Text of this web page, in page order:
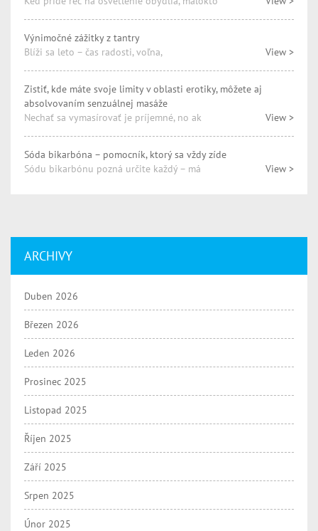
Výnimočné zážitky z tantry
Blíži sa leto – čas radosti, voľna,
View >
Zistiť, kde máte svoje limity v oblasti erotiky, môžete aj
absolvovaním senzuálnej masáže
Nechať sa vymasírovať je príjemné, no ak
View >
Sóda bikarbóna – pomocník, ktorý sa vždy zíde
Sódu bikarbónu pozná určite každý – má
View >
ARCHIVY
Duben 2026
Březen 2026
Leden 2026
Prosinec 2025
Listopad 2025
Říjen 2025
Září 2025
Srpen 2025
Únor 2025